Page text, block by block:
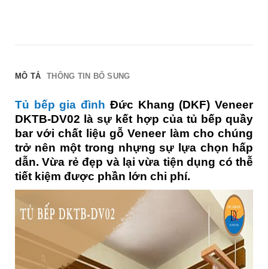
MÔ TẢ THÔNG TIN BỔ SUNG
Tủ bếp gia đình Đức Khang (DKF) Veneer
DKTB-DV02 là sự kết hợp của tủ bếp quầy
bar với chất liệu gỗ Veneer làm cho chúng
trở nên một trong nhựng sự lựa chọn hấp
dẫn. Vừa rẻ đẹp và lại vừa tiện dụng có thễ
tiết kiệm được phần lớn chi phí.